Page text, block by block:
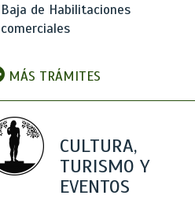
Baja de Habilitaciones
comerciales
MÁS TRÁMITES
CULTURA,
TURISMO Y
EVENTOS